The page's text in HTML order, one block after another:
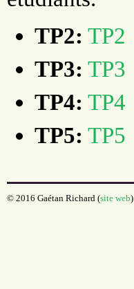
TP2: TP2
TP3: TP3
TP4: TP4
TP5: TP5
© 2016 Gaétan Richard (site web)